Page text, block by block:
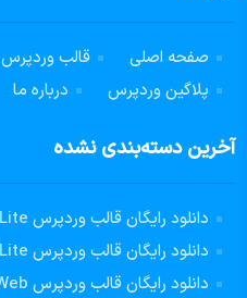
صفحه اصلی قالب وردپرس
پلاگین وردپرس
درباره ما
آخرین دسته‌بندی نشده
دانلود رایگان قالب وردپرس Real Estate Lite فارسی
دانلود رایگان قالب وردپرس Foodeez Lite فارسی
دانلود رایگان قالب وردپرس Portfolio Web فارسی